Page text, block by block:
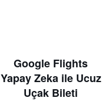
Google Flights
Yapay Zeka ile Ucuz
Uçak Bileti